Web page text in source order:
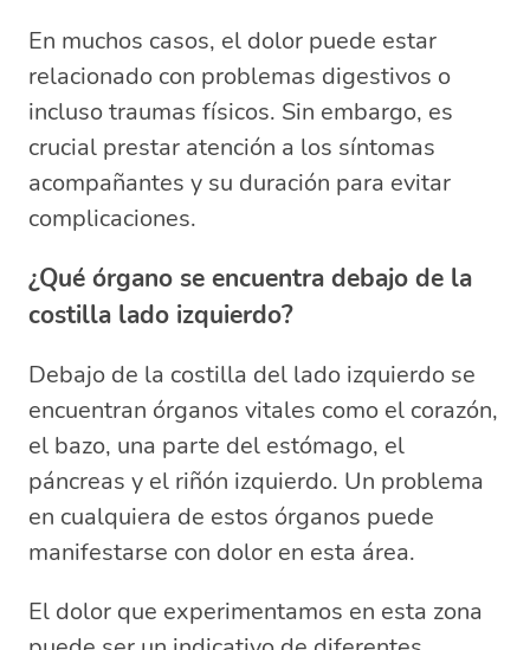
En muchos casos, el dolor puede estar
relacionado con problemas digestivos o
incluso traumas físicos. Sin embargo, es
crucial prestar atención a los síntomas
acompañantes y su duración para evitar
complicaciones.
¿Qué órgano se encuentra debajo de la
costilla lado izquierdo?
Debajo de la costilla del lado izquierdo se
encuentran órganos vitales como el corazón,
el bazo, una parte del estómago, el
páncreas y el riñón izquierdo. Un problema
en cualquiera de estos órganos puede
manifestarse con dolor en esta área.
El dolor que experimentamos en esta zona